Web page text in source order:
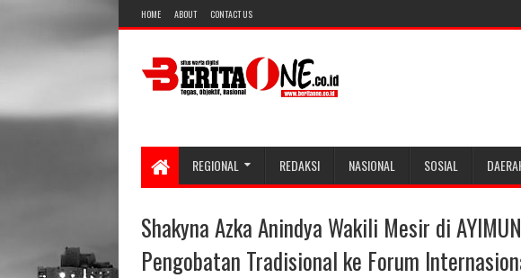
HOME ABOUT CONTACT US
REGIONAL REDAKSI NASIONAL SOSIAL
Shakyna Azka Anindya Wakili Mesir di
Pengobatan Tradisional ke Forum